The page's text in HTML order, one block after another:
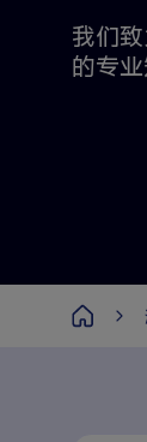
我们
的专业